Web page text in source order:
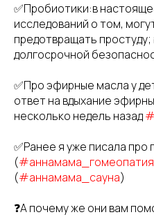
✅Пробиотики:в
исследований о том,
предотвращать
долгосрочной
✅Про эфирные масла у
ответ на вдыхание
несколько недель назад
✅Ранее я уже писала
(#аннамама_гомеопатия
(#аннамама_сауна)
❓А почему же они вам